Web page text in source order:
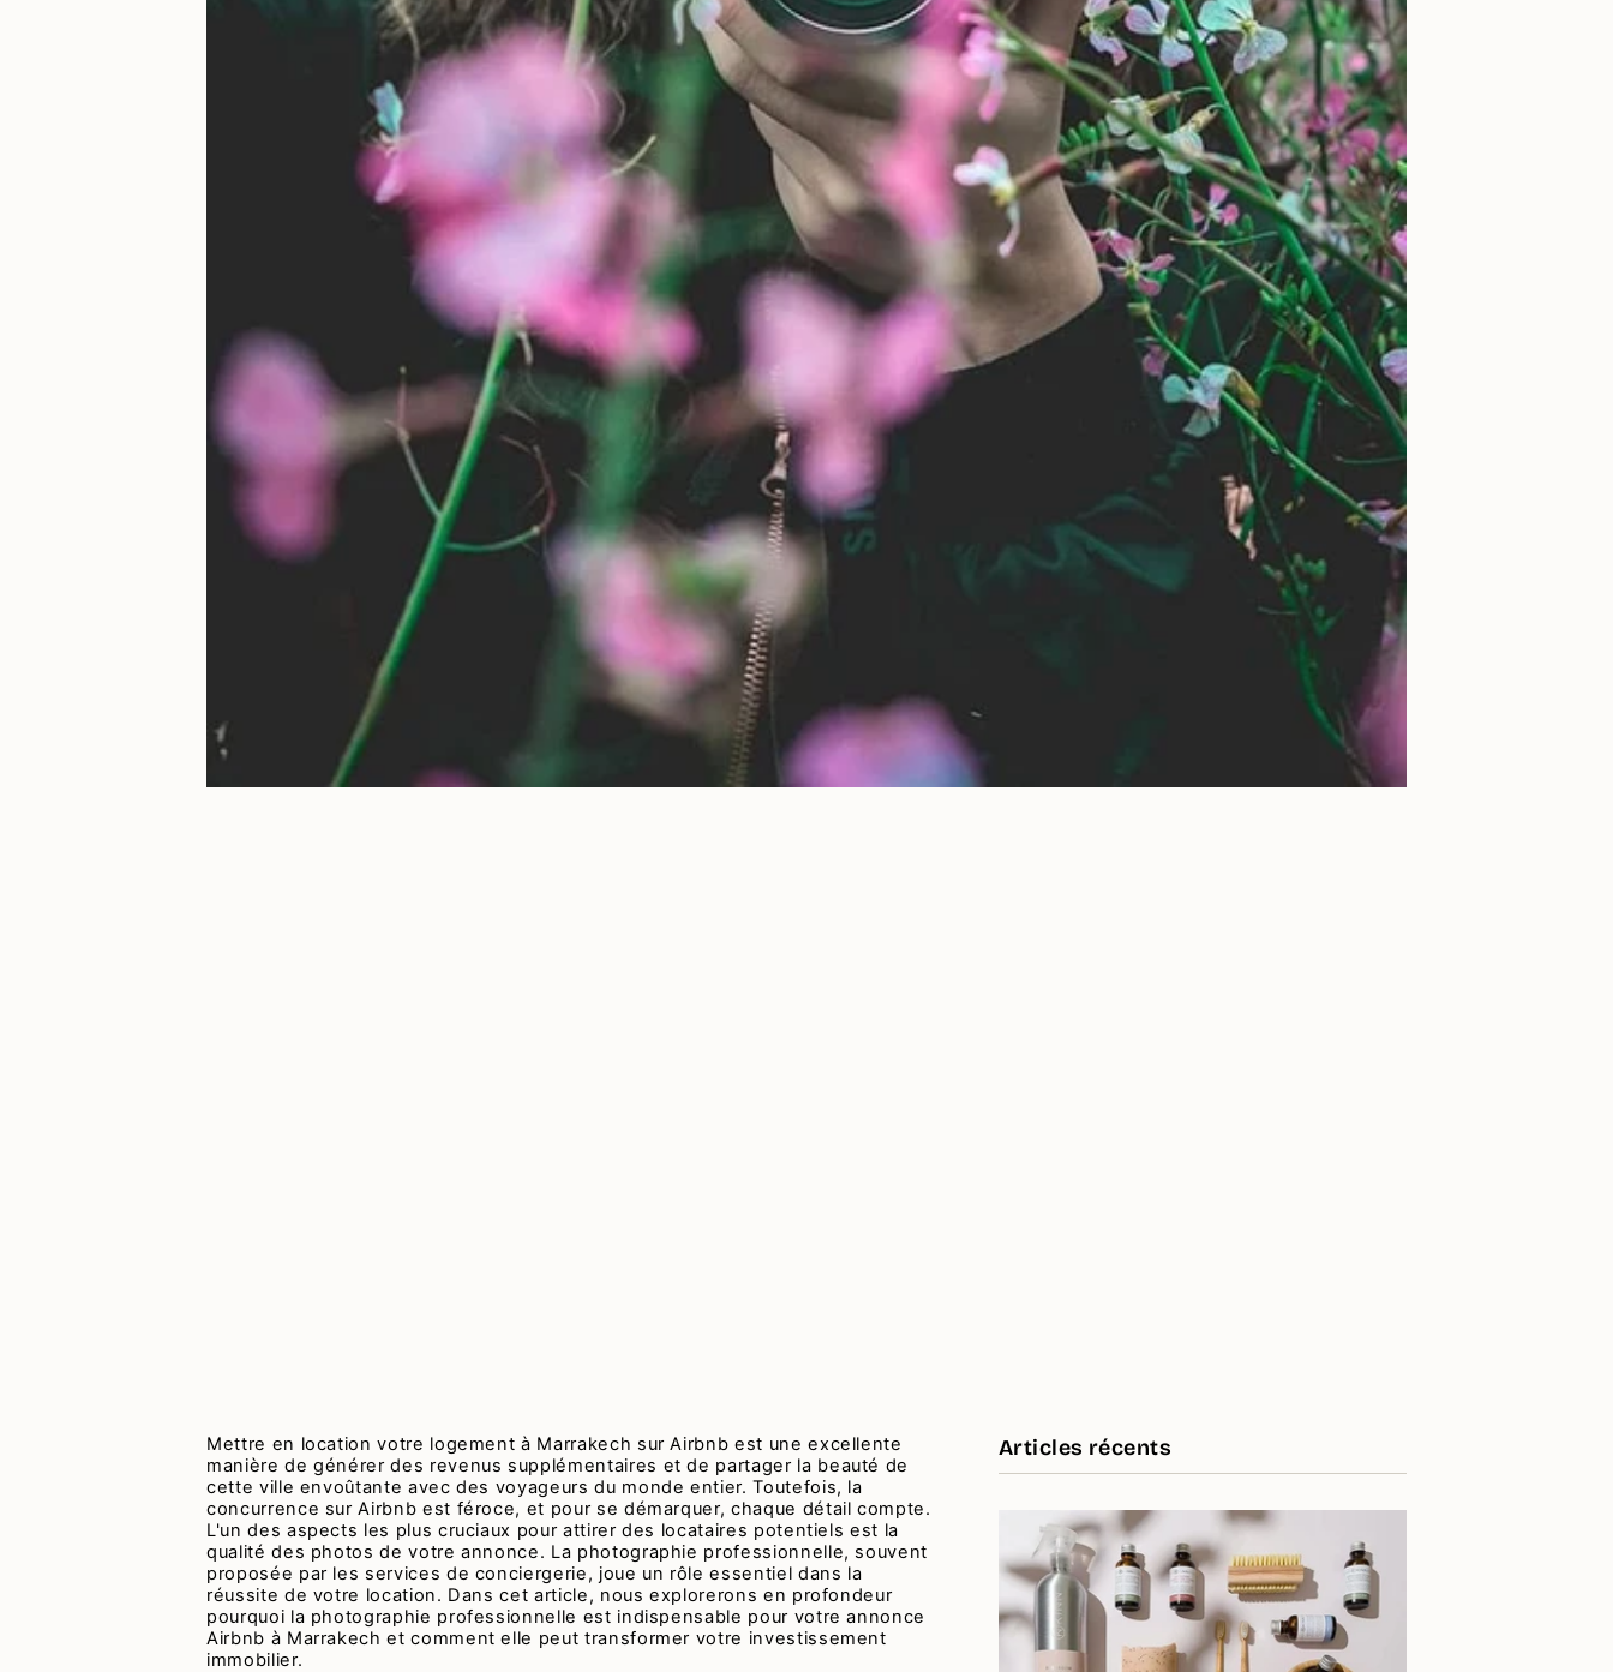
Mettre en location votre logement à Marrakech sur Airbnb est une excellente
manière de générer des revenus supplémentaires et de partager la beauté de
cette ville envoûtante avec des voyageurs du monde entier. Toutefois, la
concurrence sur Airbnb est féroce, et pour se démarquer, chaque détail compte.
L'un des aspects les plus cruciaux pour attirer des locataires potentiels est la
qualité des photos de votre annonce. La photographie professionnelle, souvent
proposée par les services de conciergerie, joue un rôle essentiel dans la
réussite de votre location. Dans cet article, nous explorerons en profondeur
pourquoi la photographie professionnelle est indispensable pour votre annonce
Airbnb à Marrakech et comment elle peut transformer votre investissement
immobilier.
Articles récents